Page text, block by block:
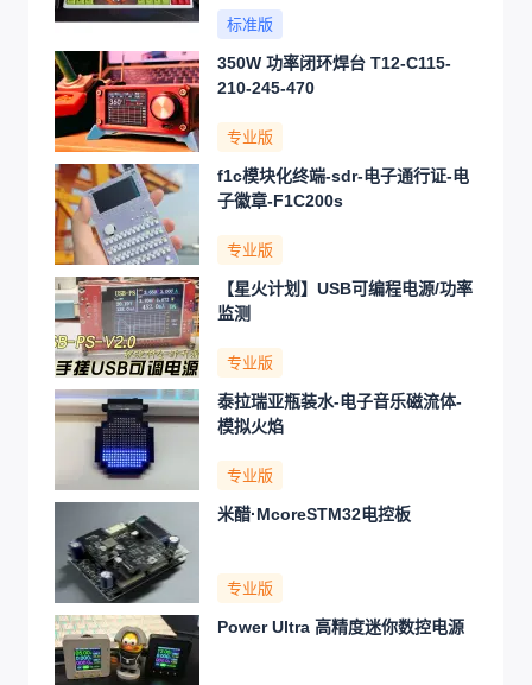
标准版
350W 功率闭环焊台 T12-C115-
210-245-470
专业版
f1c模块化终端-sdr-电子通行证-电
子徽章-F1C200s
专业版
【星火计划】USB可编程电源/功率
监测
专业版
泰拉瑞亚瓶装水-电子音乐磁流体-
模拟火焰
专业版
米醋·McoreSTM32电控板
专业版
Power Ultra 高精度迷你数控电源